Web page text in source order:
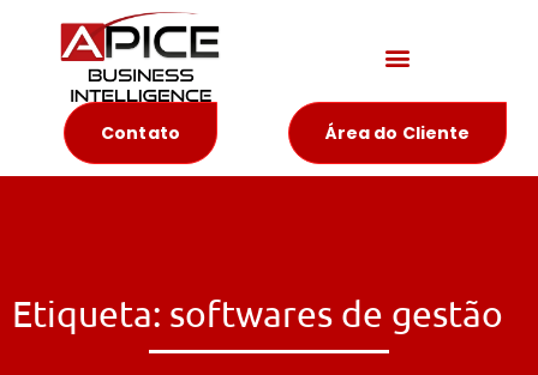
Contato Área do Cliente
Etiqueta: softwares de gestão